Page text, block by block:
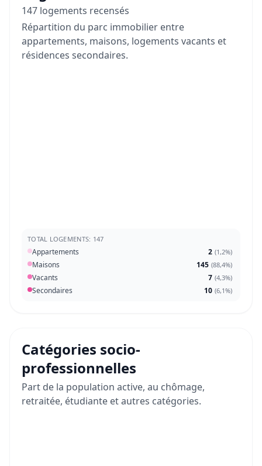
147 logements recensés
Répartition du parc immobilier entre
appartements, maisons, logements vacants et
résidences secondaires.
TOTAL LOGEMENTS: 147
Appartements 2 (1,2%)
Maisons 145 (88,4%)
Vacants 7 (4,3%)
Secondaires 10 (6,1%)
Catégories socio-
professionnelles
Part de la population active, au chômage,
retraitée, étudiante et autres catégories.